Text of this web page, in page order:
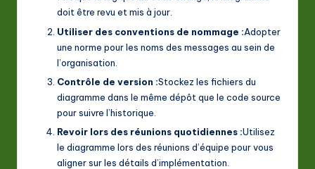
doit être revu et mis à jour.
Utiliser des conventions de nommage :Adopter
une norme pour les noms des messages au sein de
l’organisation.
Contrôle de version :Stockez les fichiers du
diagramme dans le même dépôt que le code source
pour suivre l’historique.
Revoir lors des réunions quotidiennes :Utilisez
le diagramme lors des réunions d’équipe pour vous
aligner sur les détails d’implémentation.